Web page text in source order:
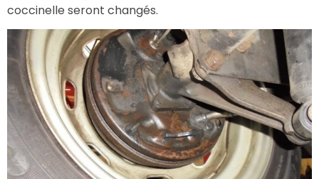
coccinelle seront changés.